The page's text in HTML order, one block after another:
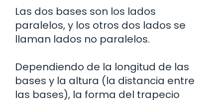
Las dos bases son los lados
paralelos, y los otros dos lados se
llaman lados no paralelos.
Dependiendo de la longitud de las
bases y la altura (la distancia entre
las bases), la forma del trapecio